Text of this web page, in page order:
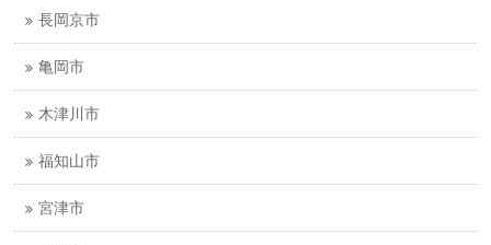
長岡京市
亀岡市
木津川市
福知山市
宮津市